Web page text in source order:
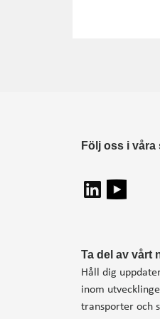
Ta del av vårt
Håll dig
inom
transporter och
Följ oss i